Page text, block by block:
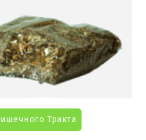
Тракта